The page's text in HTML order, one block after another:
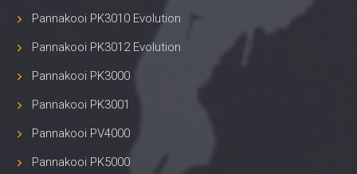
Pannakooi PK3010 Evolution
Pannakooi PK3012 Evolution
Pannakooi PK3000
Pannakooi PK3001
Pannakooi PV4000
Pannakooi PK5000